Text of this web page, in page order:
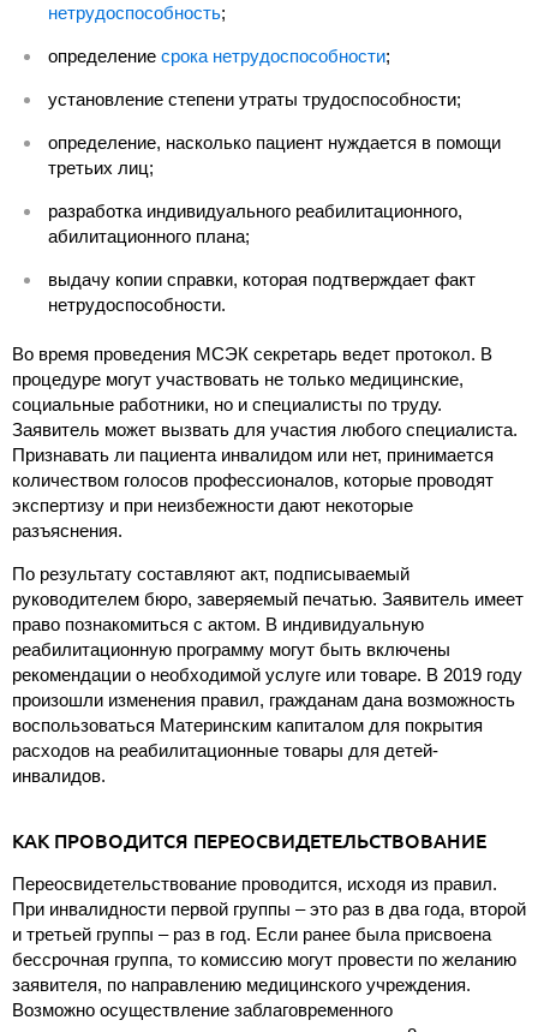
нетрудоспособность;
определение срока нетрудоспособности;
установление степени утраты трудоспособности;
определение, насколько пациент нуждается в помощи
третьих лиц;
разработка индивидуального реабилитационного,
абилитационного плана;
выдачу копии справки, которая подтверждает факт
нетрудоспособности.
Во время проведения МСЭК секретарь ведет протокол. В
процедуре могут участвовать не только медицинские,
социальные работники, но и специалисты по труду.
Заявитель может вызвать для участия любого специалиста.
Признавать ли пациента инвалидом или нет, принимается
количеством голосов профессионалов, которые проводят
экспертизу и при неизбежности дают некоторые
разъяснения.
По результату составляют акт, подписываемый
руководителем бюро, заверяемый печатью. Заявитель имеет
право познакомиться с актом. В индивидуальную
реабилитационную программу могут быть включены
рекомендации о необходимой услуге или товаре. В 2019 году
произошли изменения правил, гражданам дана возможность
воспользоваться Материнским капиталом для покрытия
расходов на реабилитационные товары для детей-
инвалидов.
КАК ПРОВОДИТСЯ ПЕРЕОСВИДЕТЕЛЬСТВОВАНИЕ
Переосвидетельствование проводится, исходя из правил.
При инвалидности первой группы – это раз в два года, второй
и третьей группы – раз в год. Если ранее была присвоена
бессрочная группа, то комиссию могут провести по желанию
заявителя, по направлению медицинского учреждения.
Возможно осуществление заблаговременного